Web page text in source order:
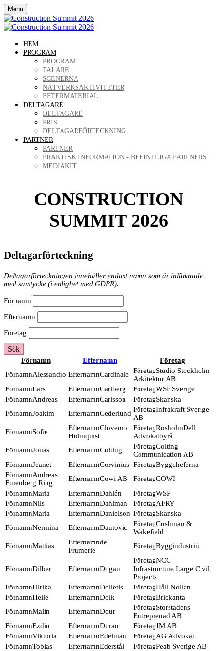
Menu
HEM
PROGRAM
PROGRAM
TALARE
SCENERNA
NÄTVERKSAKTIVITETER
EFTERMATERIAL
DELTAGARE
DELTAGARE
PRIS
DELTAGARFÖRTECKNING
PARTNER
PARTNER
PRAKTISK INFORMATION - BEFINTLIGA PARTNERS
MEDIAKIT
CONSTRUCTION
SUMMIT 2026
Deltagarförteckning
Deltagarförteckningen innehåller endast namn som är inlämnade
med samtycke (i enlighet med GDPR).
Förnamn
Efternamn
Företag
Sök
Förnamn Efternamn
Företag
Alessandro
Cardinale
Studio Stockholm
Arkitektur AB
Lars
Carlberg
WSP Sverige
Andreas
Carlsson
Skanska
Joakim
Cederlund
Infrakraft Sverige
AB
Sofie
Clovemo
Holmquist
RosholmDell
Advokatbyrå
Jonas
Colting
Colting
Communication AB
Jeanet
Corvinius
Byggcheferna
Andreas
Furenberg Ring
Cowi AB
COWI
Maria
Dahlén
WSP
Nils
Dahlman
AFRY
Maria
Danielson
Skanska
Nermina
Dautovic
Cushman &
Wakefield
Mattias
de
Frumerie
Byggindustrin
Dilber Dogan
NCC
Infrastructure Large Civil
Projects
Ulrika
Dolietis
Håll Nollan
Helle
Dolk
Brickanta
Malin
Dour
Storstadens
Entreprenad AB
Ezdin
Duran
JM AB
Viktoria
Edelman
AG Advokat
Tobias
Ederstål Peab Sverige AB